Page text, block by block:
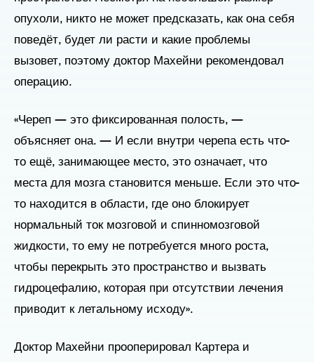
опухоли, никто не может предсказать, как она себя
поведёт, будет ли расти и какие проблемы
вызовет, поэтому доктор Махейни рекомендовал
операцию.
«Череп — это фиксированная полость, —
объясняет она. — И если внутри черепа есть что-
то ещё, занимающее место, это означает, что
места для мозга становится меньше. Если это что-
то находится в области, где оно блокирует
нормальный ток мозговой и спинномозговой
жидкости, то ему не потребуется много роста,
чтобы перекрыть это пространство и вызвать
гидроцефалию, которая при отсутствии лечения
приводит к летальному исходу».
Доктор Махейни прооперировал Картера и